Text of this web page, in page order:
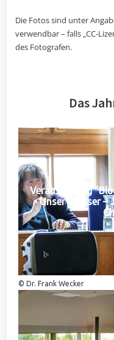
Die Fotos sind unter
verwendbar – falls „CC-
des Fotografen.
Das
Veranstaltung
Unser Wasser –
© Dr. Frank Wecker